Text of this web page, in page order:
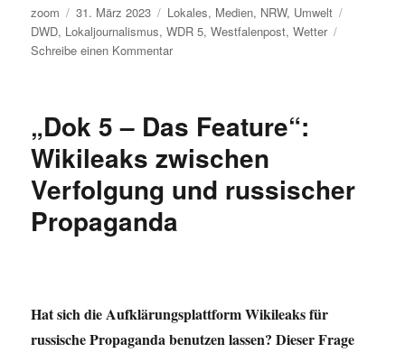
Autor
zoom
Veröffentlicht
am
31. März 2023 Kategorien
Lokales, Medien, NRW, Umwelt
DWD, Lokaljournalismus,WDR 5,Westfalenpost,Wetter
Schreibe einen Kommentarzu
das
–
eine
merkwürdige
Allianz
„Dok 5 – Das Feature“:
Wikileaks zwischen
Verfolgung und russischer
Propaganda
Hat sich die Aufklärungsplattform Wikileaks für
russische Propaganda benutzen lassen? Dieser Frage